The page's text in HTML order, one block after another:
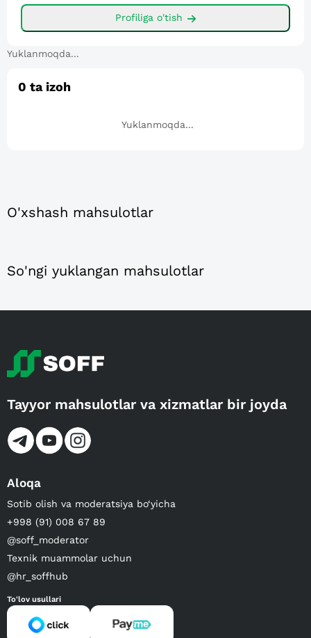
Profiliga o'tish
Yuklanmoqda...
0 ta izoh
Yuklanmoqda...
O'xshash mahsulotlar
So'ngi yuklangan mahsulotlar
Tayyor mahsulotlar va xizmatlar bir joyda
Aloqa
Sotib olish va moderatsiya bo‘yicha
+998 (91) 008 67 89
@soff_moderator
Texnik muammolar uchun
@hr_soffhub
To'lov usullari